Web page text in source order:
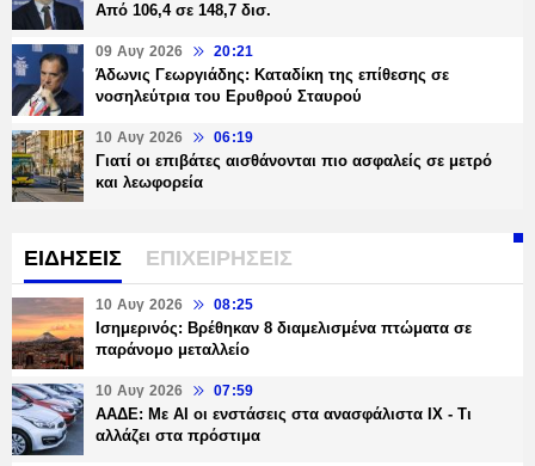
Από 106,4 σε 148,7 δισ.
09 Αυγ 2026 20:21
Άδωνις Γεωργιάδης: Καταδίκη της επίθεσης σε
νοσηλεύτρια του Ερυθρού Σταυρού
10 Αυγ 2026 06:19
Γιατί οι επιβάτες αισθάνονται πιο ασφαλείς σε μετρό
και λεωφορεία
ΕΙΔΗΣΕΙΣ ΕΠΙΧΕΙΡΗΣΕΙΣ
10 Αυγ 2026 08:25
Ισημερινός: Βρέθηκαν 8 διαμελισμένα πτώματα σε
παράνομο μεταλλείο
10 Αυγ 2026 07:59
ΑΑΔΕ: Με ΑΙ οι ενστάσεις στα ανασφάλιστα ΙΧ - Τι
αλλάζει στα πρόστιμα